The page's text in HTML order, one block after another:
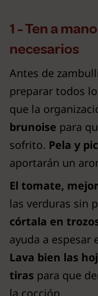
1 - Ten a
necesarios
Antes de
preparar todos
que la
brunoise para
sofrito. Pela y
aportarán un
El tomate,
las verduras sin
córtala en
ayuda a espesar
Lava bien las
tiras para que
la cocción.